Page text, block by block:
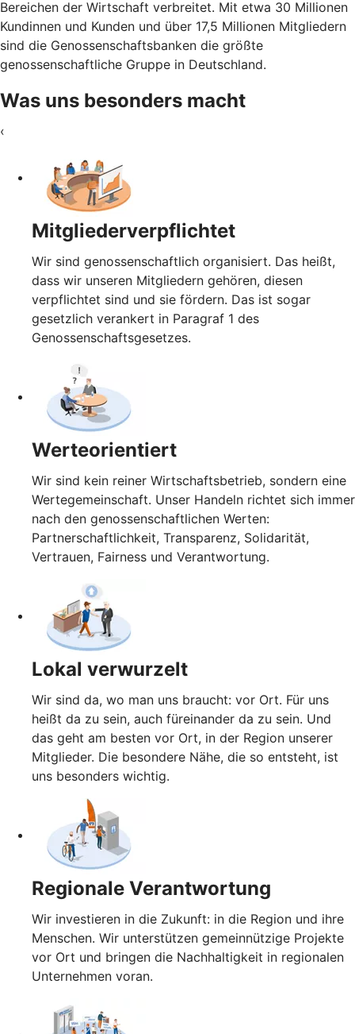
Bereichen der Wirtschaft verbreitet. Mit etwa 30 Millionen
Kundinnen und Kunden und über 17,5 Millionen Mitgliedern
sind die Genossenschaftsbanken die größte
genossenschaftliche Gruppe in Deutschland.
Was uns besonders macht
‹
Mitgliederverpflichtet
Wir sind genossenschaftlich organisiert. Das heißt,
dass wir unseren Mitgliedern gehören, diesen
verpflichtet sind und sie fördern. Das ist sogar
gesetzlich verankert in Paragraf 1 des
Genossenschaftsgesetzes.
Werteorientiert
Wir sind kein reiner Wirtschaftsbetrieb, sondern eine
Wertegemeinschaft. Unser Handeln richtet sich immer
nach den genossenschaftlichen Werten:
Partnerschaftlichkeit, Transparenz, Solidarität,
Vertrauen, Fairness und Verantwortung.
Lokal verwurzelt
Wir sind da, wo man uns braucht: vor Ort. Für uns
heißt da zu sein, auch füreinander da zu sein. Und
das geht am besten vor Ort, in der Region unserer
Mitglieder. Die besondere Nähe, die so entsteht, ist
uns besonders wichtig.
Regionale Verantwortung
Wir investieren in die Zukunft: in die Region und ihre
Menschen. Wir unterstützen gemeinnützige Projekte
vor Ort und bringen die Nachhaltigkeit in regionalen
Unternehmen voran.